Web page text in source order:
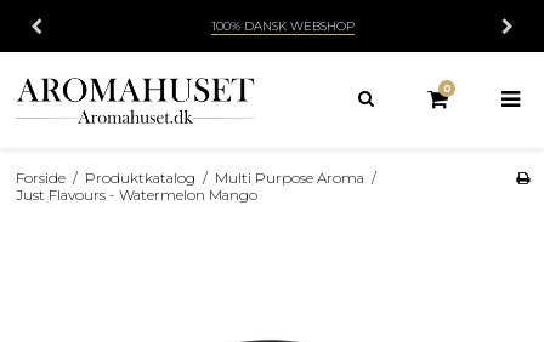
100% DANSK WEBSHOP
0
Forside / Produktkatalog / Multi Purpose Aroma /
Just Flavours - Watermelon Mango